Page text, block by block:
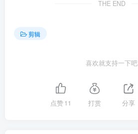
THE END
剪辑
喜欢就支持一下吧
点赞11 打赏 分享